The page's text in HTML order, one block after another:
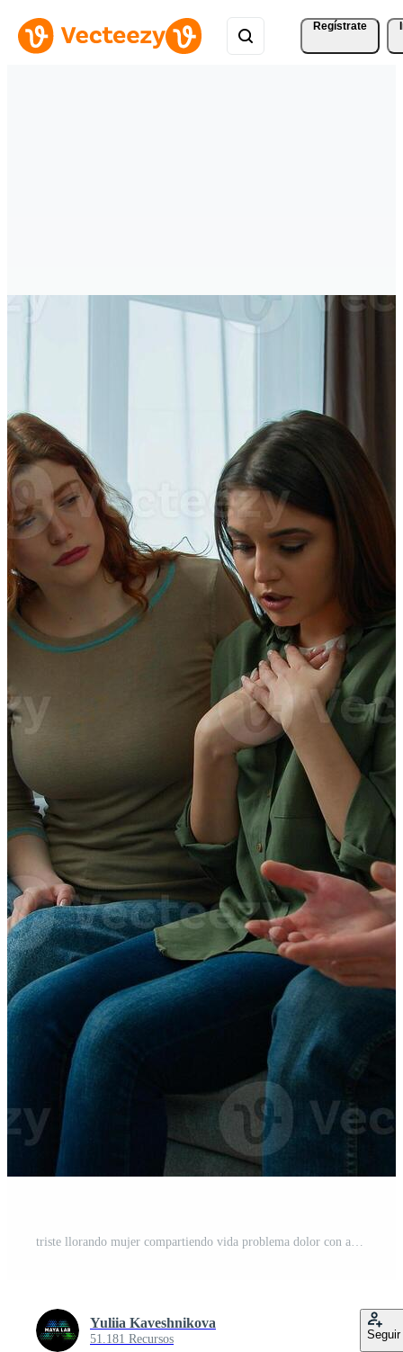
Regístrate
triste llorando mujer compartiendo vida problema dolor con amigos multirracial mujer hombres consolando abrazo trastornado niña proporcionar psicológico ayuda cuidado apoyo empatía en grupo terapia reunión psicoterapia sesión Foto Pro
Yuliia Kaveshnikova
51.181 Recursos Seguir